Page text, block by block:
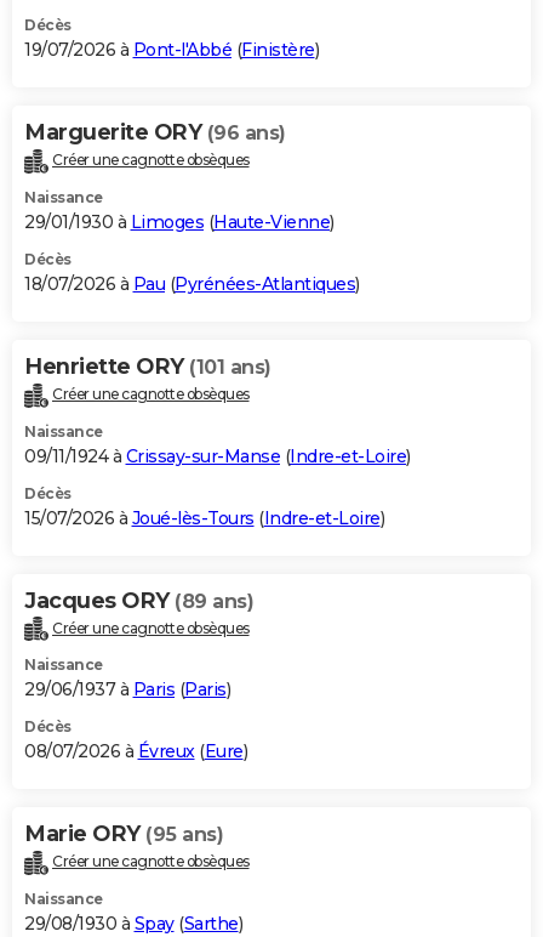
S'inscrire
Se connecter
Lycées
Collèges
Primaires
Universités
Entreprises
Service militaire
Avis de recherche
AVIS DE DÉCÈS
Bricolage
Lifestyle
Culture
Sport
Auto
Television
Voyage
Cinema
Décès
19/07/2026 à Pont-l'Abbé (Finistère)
Marguerite ORY (96 ans)
Créer une cagnotte obsèques
Naissance
29/01/1930 à Limoges (Haute-Vienne)
Décès
18/07/2026 à Pau (Pyrénées-Atlantiques)
Henriette ORY (101 ans)
Créer une cagnotte obsèques
Naissance
09/11/1924 à Crissay-sur-Manse (Indre-et-Loire)
Décès
15/07/2026 à Joué-lès-Tours (Indre-et-Loire)
Jacques ORY (89 ans)
Créer une cagnotte obsèques
Naissance
29/06/1937 à Paris (Paris)
Décès
08/07/2026 à Évreux(Eure)
Marie ORY (95 ans)
Créer une cagnotte obsèques
Naissance
29/08/1930 à Spay(Sarthe)